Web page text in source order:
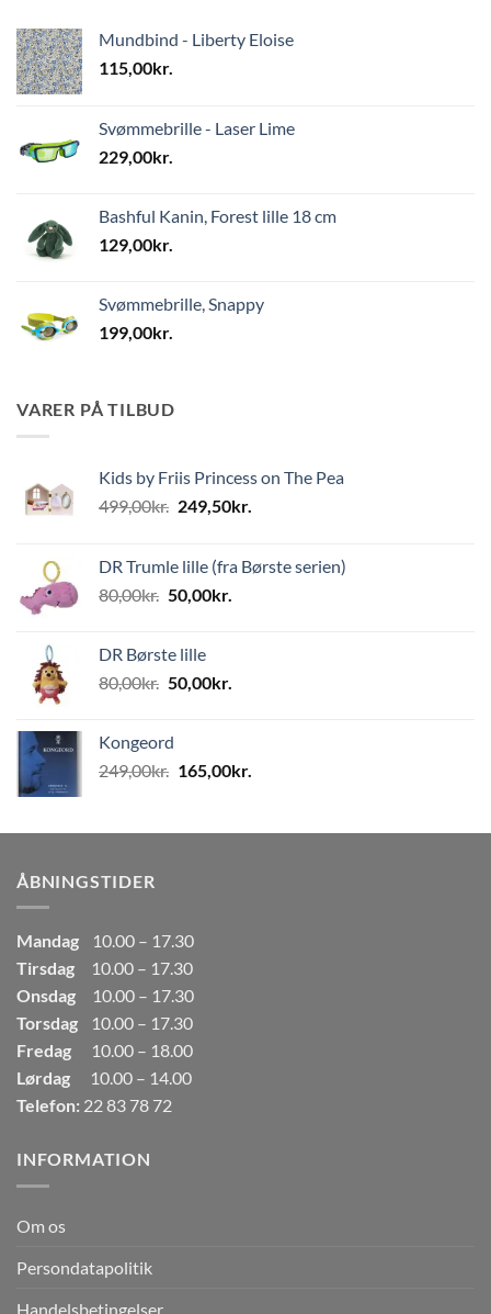
Mundbind - Liberty Eloise
115,00kr.
Svømmebrille - Laser Lime
229,00kr.
Bashful Kanin, Forest lille 18 cm
129,00kr.
Svømmebrille, Snappy
199,00kr.
VARER PÅ TILBUD
Kids by Friis Princess on The Pea
499,00kr. Den
var:
499,00kr..
249,50kr.
er:
DR Trumle lille (fra Børste serien)
80,00kr. Den
var:
80,00kr..
50,00kr.
50,00kr..
DR Børste lille
80,00kr. Den
var:
80,00kr..
50,00kr.
50,00kr..
Kongeord
249,00kr. Den
var:
165,00kr.
er:
ÅBNINGSTIDER
Mandag
10.00 – 17.30
Tirsdag
10.00 – 17.30
Onsdag
10.00 – 17.30
Torsdag
10.00 – 17.30
Fredag
10.00 – 18.00
Lørdag
10.00 – 14.00
Telefon: 22 83 78 72
INFORMATION
Om os
Persondatapolitik
Handelsbetingelser